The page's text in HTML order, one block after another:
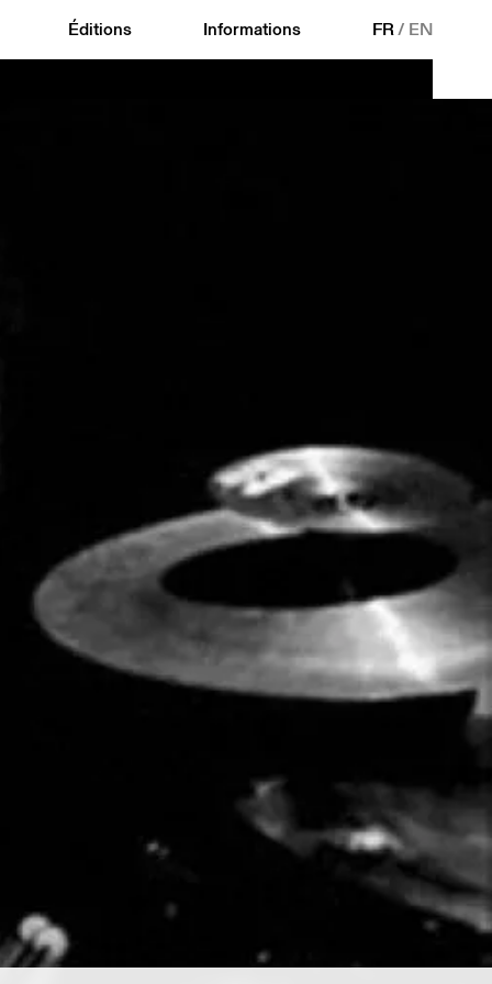
Éditions Informations FR/ EN